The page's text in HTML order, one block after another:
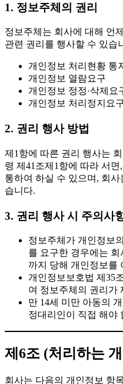
1. 정보주체의 권리
정보주체는 회사에 대해 언
관련 권리를 행사할 수 있습
개인정보 처리현황 통
개인정보 열람요구
개인정보 정정·삭제요
개인정보 처리정지요
2. 권리 행사 방법
제1항에 따른 권리 행사는
령 제41조제1항에 따라 서
통하여 하실 수 있으며, 회
습니다.
3. 권리 행사 시 주의사
정보주체가 개인정보
를 요구한 경우에는
까지 당해 개인정보를
개인정보보호법 제35
여 정보주체의 권리가
만 14세 미만 아동의
정대리인이 직접 해야
제6조 (처리하는
회사는 다음의 개인정보 항